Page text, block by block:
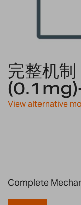
to
the
beginning
of
the
完整机制
View alternative
Complete